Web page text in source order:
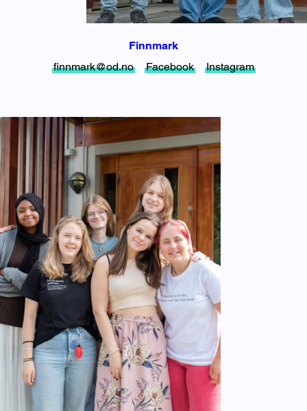
Finnmark
finnmark@od.no
Facebook Instagram